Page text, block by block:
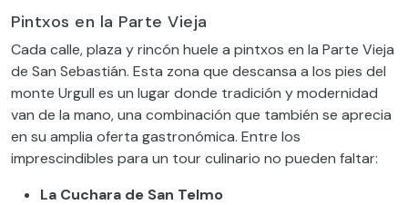
Pintxos en la Parte Vieja
Cada calle, plaza y rincón huele a pintxos en la Parte Vieja
de San Sebastián. Esta zona que descansa a los pies del
monte Urgull es un lugar donde tradición y modernidad
van de la mano, una combinación que también se aprecia
en su amplia oferta gastronómica. Entre los
imprescindibles para un tour culinario no pueden faltar:
La Cuchara de San Telmo